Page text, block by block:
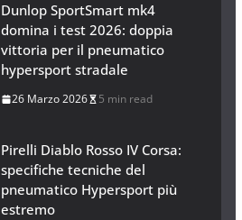
Dunlop SportSmart mk4
domina i test 2026: doppia
vittoria per il pneumatico
hypersport stradale
26 Marzo 2026 5 min read
Pirelli Diablo Rosso IV Corsa:
specifiche tecniche del
pneumatico Hypersport più
estremo